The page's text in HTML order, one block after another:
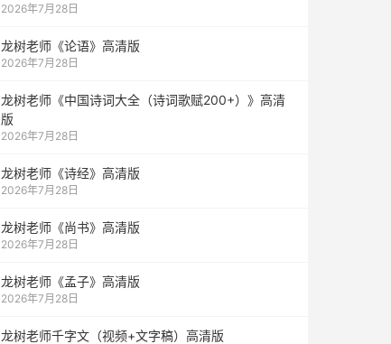
2026年7月28日
龙树老师《论语》高清版
2026年7月28日
龙树老师《中国诗词大全（诗词歌赋200+）》高清
版
2026年7月28日
龙树老师《诗经》高清版
2026年7月28日
龙树老师《尚书》高清版
2026年7月28日
龙树老师《孟子》高清版
2026年7月28日
龙树老师千字文（视频+文字稿）高清版